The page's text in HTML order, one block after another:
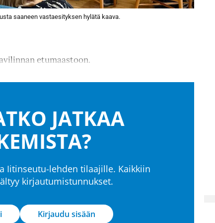
saaneen vastaesityksen hylätä kaava.
etumaastoon.
JATKAA
Iitinseutu-lehden tilaajille. Kaikkiin
kirjautumistunnukset.
Kirjaudu sisään